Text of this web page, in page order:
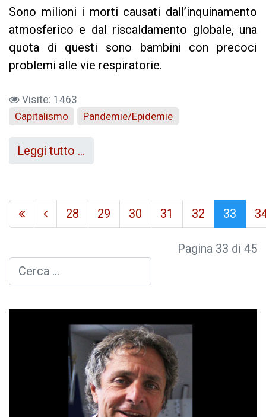
Sono milioni i morti causati dall’inquinamento
atmosferico e dal riscaldamento globale, una
quota di questi sono bambini con precoci
problemi alle vie respiratorie.
Visite: 1463
Capitalismo
Pandemie/Epidemie
Leggi tutto …
28 29 30 31 32 33
Pagina 33 di 45
Cerca